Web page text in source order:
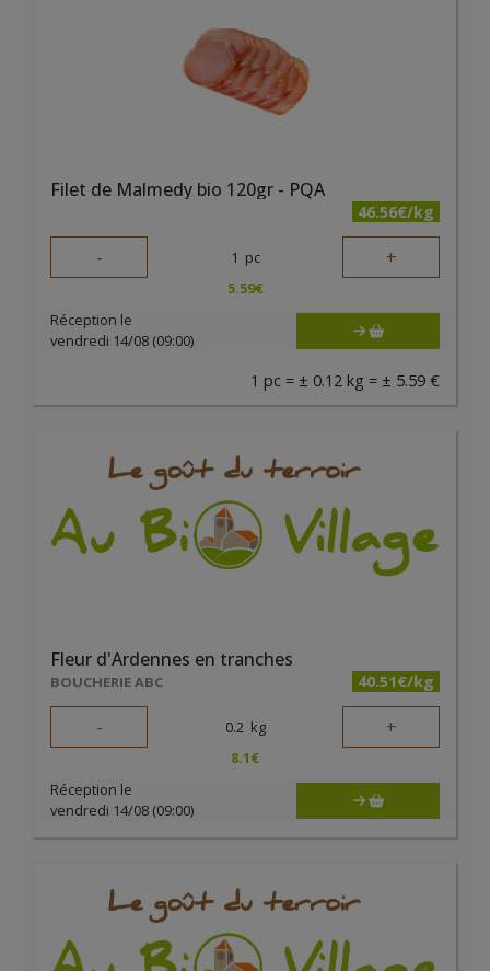
Filet de Malmedy bio 120gr - PQA
46.56€/kg
- 1 pc +
5.59€
Réception le
vendredi 14/08 (09:00)
1 pc = ± 0.12 kg = ± 5.59 €
Fleur d'Ardennes en tranches
BOUCHERIE ABC 40.51€/kg
- 0.2 kg +
8.1€
Réception le
vendredi 14/08 (09:00)